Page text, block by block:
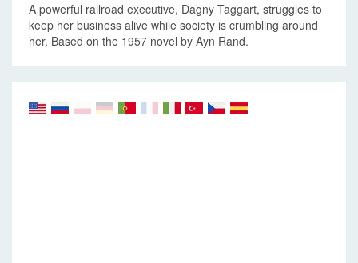
A powerful railroad executive, Dagny Taggart, struggles to
keep her business alive while society is crumbling around
her. Based on the 1957 novel by Ayn Rand.